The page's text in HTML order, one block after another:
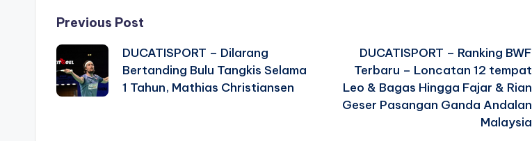
Post
navigation
Previous Post
DUCATISPORT – Dilarang
Bertanding Bulu Tangkis Selama
1 Tahun, Mathias Christiansen
DUCATISPORT – Ranking BWF
Terbaru – Loncatan 12 tempat
Leo & Bagas Hingga Fajar & Rian
Geser Pasangan Ganda Andalan
Malaysia